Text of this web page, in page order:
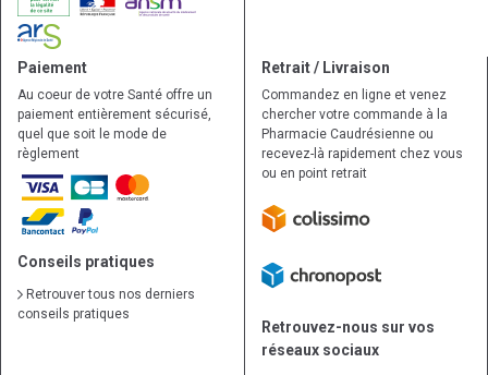
Paiement
Au coeur de votre Santé offre un
paiement entièrement sécurisé,
quel que soit le mode de
règlement
Conseils pratiques
Retrouver tous nos derniers
conseils pratiques
Retrait / Livraison
Commandez en ligne et venez
chercher votre commande à la
Pharmacie Caudrésienne ou
recevez-là rapidement chez vous
ou en point retrait
Retrouvez-nous sur vos
réseaux sociaux